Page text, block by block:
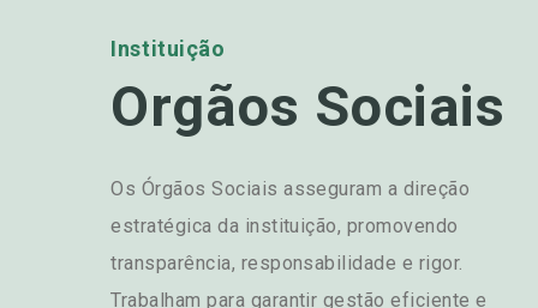
Instituição
Orgãos Sociais
Os Órgãos Sociais asseguram a direção
estratégica da instituição, promovendo
transparência, responsabilidade e rigor.
Trabalham para garantir gestão eficiente e